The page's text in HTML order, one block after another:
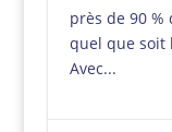
près de 90 %
quel que soit
Avec...